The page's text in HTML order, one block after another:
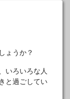
ょうか？
いろいろな人
と過ごしてい